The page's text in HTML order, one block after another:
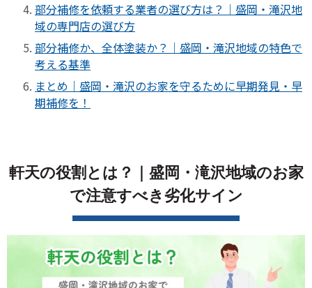
部分補修を依頼する業者の選び方は？｜盛岡・滝沢地
域の専門店の選び方
部分補修か、全体塗装か？｜盛岡・滝沢地域の特色で
考える基準
まとめ｜盛岡・滝沢のお家を守るために早期発見・早
期補修を！
軒天の役割とは？｜盛岡・滝沢地域のお家
で注意すべき劣化サイン